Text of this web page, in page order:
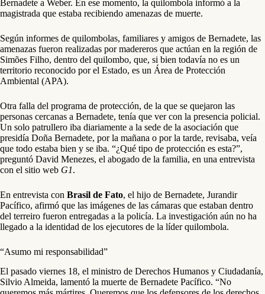
Bernadete a Weber. En ese momento, la quilombola informó a la
magistrada que estaba recibiendo amenazas de muerte.
Según informes de quilombolas, familiares y amigos de Bernadete, las
amenazas fueron realizadas por madereros que actúan en la región de
Simões Filho, dentro del quilombo, que, si bien todavía no es un
territorio reconocido por el Estado, es un Área de Protección
Ambiental (APA).
Otra falla del programa de protección, de la que se quejaron las
personas cercanas a Bernadete, tenía que ver con la presencia policial.
Un solo patrullero iba diariamente a la sede de la asociación que
presidía Doña Bernadete, por la mañana o por la tarde, revisaba, veía
que todo estaba bien y se iba. “¿Qué tipo de protección es esta?”,
preguntó David Menezes, el abogado de la familia, en una entrevista
con el sitio web G1.
En entrevista con Brasil de Fato, el hijo de Bernadete, Jurandir
Pacífico, afirmó que las imágenes de las cámaras que estaban dentro
del terreiro fueron entregadas a la policía. La investigación aún no ha
llegado a la identidad de los ejecutores de la líder quilombola.
“Asumo mi responsabilidad”
El pasado viernes 18, el ministro de Derechos Humanos y Ciudadanía,
Silvio Almeida, lamentó la muerte de Bernadete Pacífico. “No